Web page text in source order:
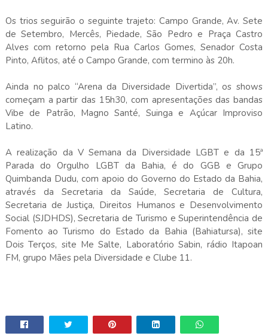
Os trios seguirão o seguinte trajeto: Campo Grande, Av. Sete
de Setembro, Mercês, Piedade, São Pedro e Praça Castro
Alves com retorno pela Rua Carlos Gomes, Senador Costa
Pinto, Aflitos, até o Campo Grande, com termino às 20h.
Ainda no palco “Arena da Diversidade Divertida”, os shows
começam a partir das 15h30, com apresentações das bandas
Vibe de Patrão, Magno Santé, Suinga e Açúcar Improviso
Latino.
A realização da V Semana da Diversidade LGBT e da 15ª
Parada do Orgulho LGBT da Bahia, é do GGB e Grupo
Quimbanda Dudu, com apoio do Governo do Estado da Bahia,
através da Secretaria da Saúde, Secretaria de Cultura,
Secretaria de Justiça, Direitos Humanos e Desenvolvimento
Social (SJDHDS), Secretaria de Turismo e Superintendência de
Fomento ao Turismo do Estado da Bahia (Bahiatursa), site
Dois Terços, site Me Salte, Laboratório Sabin, rádio Itapoan
FM, grupo Mães pela Diversidade e Clube 11.​